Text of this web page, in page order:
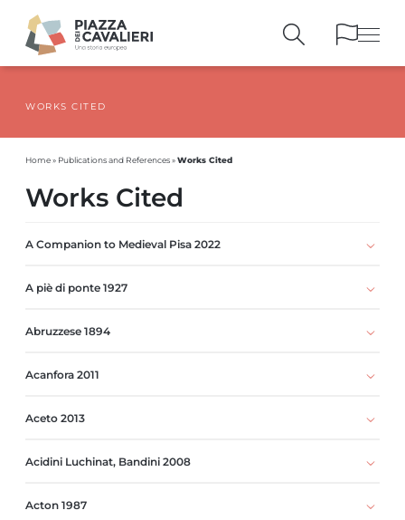
PUBLICATIONSAND REFERENCES
WORKS CITED
Home» Publications and References»Works Cited
Works Cited
A Companion to Medieval Pisa 2022
A piè di ponte 1927
Abruzzese 1894
Acanfora 2011
Aceto 2013
Acidini Luchinat, Bandini 2008
Acton 1987